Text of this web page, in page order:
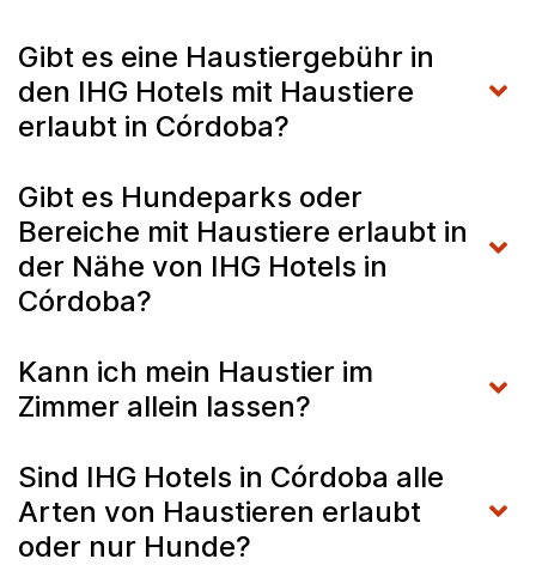
Gibt es eine Haustiergebühr in
den IHG Hotels mit Haustiere
erlaubt in Córdoba?
Gibt es Hundeparks oder
Bereiche mit Haustiere erlaubt in
der Nähe von IHG Hotels in
Córdoba?
Kann ich mein Haustier im
Zimmer allein lassen?
Sind IHG Hotels in Córdoba alle
Arten von Haustieren erlaubt
oder nur Hunde?